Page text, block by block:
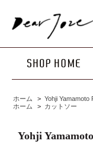
ホーム > Yohji Yamamoto
ホーム
> カットソー
Yohji